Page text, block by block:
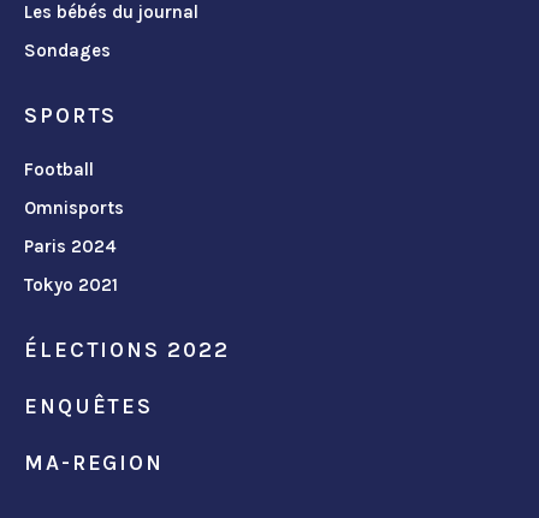
Les bébés du journal
Sondages
SPORTS
Football
Omnisports
Paris 2024
Tokyo 2021
ÉLECTIONS 2022
ENQUÊTES
MA-REGION